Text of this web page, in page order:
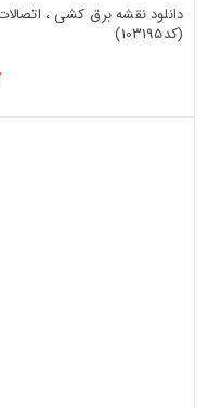
دانلود نقشه برق کشی ،
(کد103195)